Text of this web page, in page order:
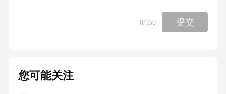
0/150 提交
您可能关注